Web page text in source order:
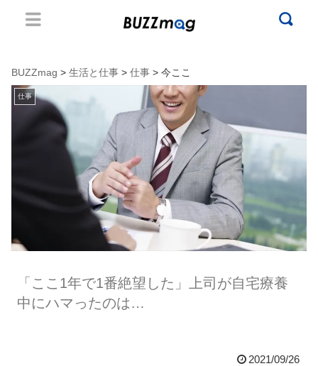
BUZZmag > 生活と仕事 > 仕事 > 今ここ
仕事
「ここ1年で1番絶望した」上司が自宅療養
中にハマったのは…
2021/09/26